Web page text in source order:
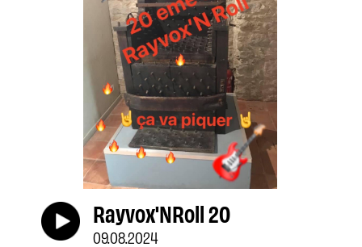
Rayvox'NRoll 20
09.08.2024